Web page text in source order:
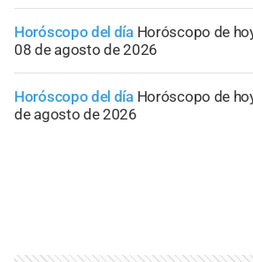
Horóscopo del día Horóscopo de
08 de agosto de 2026
Horóscopo del día Horóscopo de
de agosto de 2026